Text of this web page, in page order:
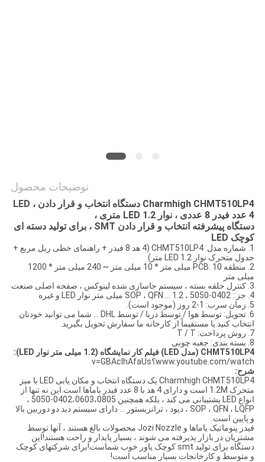
توضیحات محصول
Charmhigh CHMT510LP4 دستگاه انتخاب و قرار دادن LED ،
4 عدد فیدر 8 عددی ، نوار LED 1.2 متری ،
دستگاه پیشرفته انتخاب و قرار دادن SMT ، برای تولید دسته ای
کوچک LED
1. شماره مدل: CHMT510LP4 (4 هد 8 فیدر + راهنمای خطی ریل مربع +
جدول متحرک نوار LED 1.2 متر)
2. منطقه PCB: 10 میلی متر * 10 میلی متر ~ 240 میلی متر * 1200
میلی متر
3. کنترل حلقه بسته ، سیستم جاسازی شده لینوکس ، صفحه اصلی صنعت
4. جز:: 0402-5050 ، SOP ، QFN ... 1.2 میلی متر نوار LED و غیره
5. زمان سرب: 1-2 روز (موجود است).
6. تحویل: توسط هوا / توسط دریا / توسط DHL ... شما می توانید خودتان
انتخاب کنید.یا مستقیماً از کارخانه ما سفارش تحویل بگیرید.
7. روش پرداخت: T / T
8. بسته بندی: جعبه چوبی
CHMT510LP4 (مدل LED) فیلم کار نمایشگاه (1.2 میلی متر نوار LED):
www.youtube.com/watch؟v=GBAclhAfaUs
شرح:
Charmhigh CHMT510LP4 یک دستگاه انتخاب و مکان یابی LED با میز
متحرک 1.2M است و دارای 4 هد با 8 عدد فیدر یاماها است.این نه تنها از
انواع LED پشتیبانی می کند ، بلکه همچنین 0402،0603،0805-5050 ،
SOP ، QFN ، LQFP ، دیود ، ترانزیستور ... دارای سیستم دید دو دوربین بالا
و پایین است.
فیدر پنوماتیک یاماها و Jozi Nozzle محصولات بالغ هستند ، آنها توسط
مشتریان در بازار پذیرفته می شوند ، بسیار پایدار و راحت هستند!این
دستگاه برای تولید smt کوچک یاور خوب شماست!برای شرکتهای کوچک
و متوسط ​​و کارخانجات بسیار مناسب است!